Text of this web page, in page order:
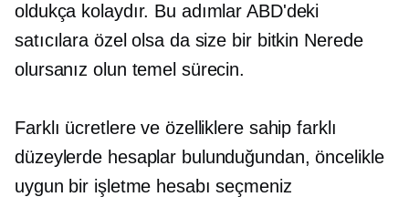
oldukça kolaydır. Bu adımlar ABD'deki
satıcılara özel olsa da size bir bitkin Nerede
olursanız olun temel sürecin.
Farklı ücretlere ve özelliklere sahip farklı
düzeylerde hesaplar bulunduğundan, öncelikle
uygun bir işletme hesabı seçmeniz